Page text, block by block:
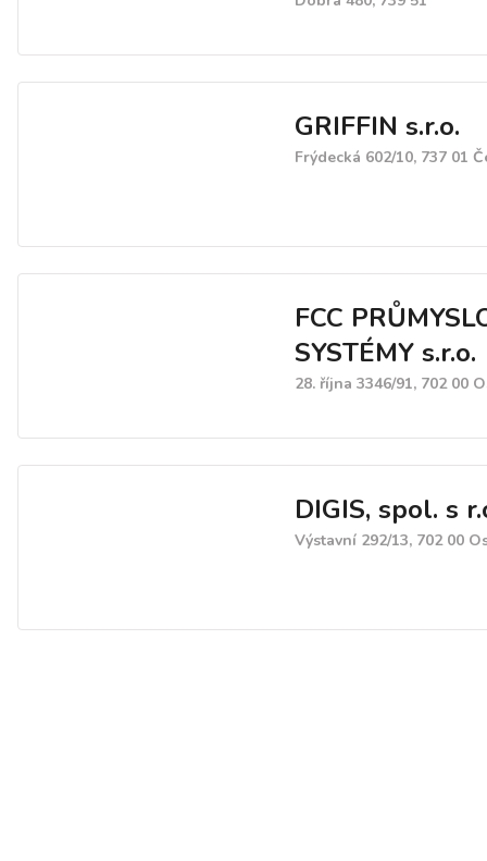
GRIFFIN s.r.o.
Frýdecká 602/10, 737 01
FCC
SYSTÉMY s.r.o.
28. října 3346/91, 702 00
DIGIS, spol. s
Výstavní 292/13, 702 00